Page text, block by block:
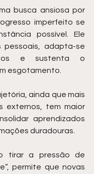
busca ansiosa por
imperfeito se
possível. Ele
pessoais, adapta-se
e sustenta o
esgotamento.
ainda que mais
externos, tem maior
aprendizados
duradouras.
tirar a pressão de
permite que novas